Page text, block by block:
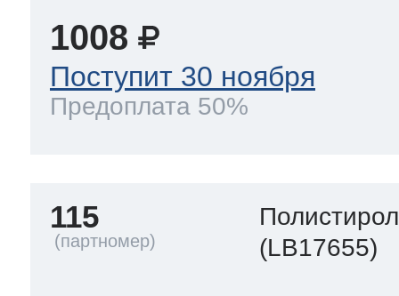
1008
Поступит 30 ноября
Предоплата 50%
115
Полистирол
(LB17655)